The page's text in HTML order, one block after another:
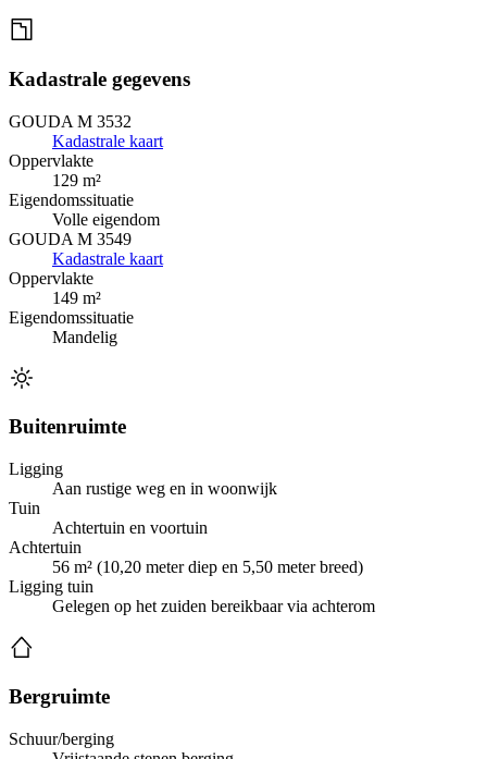
Kadastrale gegevens
GOUDA M 3532
Kadastrale kaart
Oppervlakte
129 m²
Eigendomssituatie
Volle eigendom
GOUDA M 3549
Kadastrale kaart
Oppervlakte
149 m²
Eigendomssituatie
Mandelig
Buitenruimte
Ligging
Aan rustige weg en in woonwijk
Tuin
Achtertuin en voortuin
Achtertuin
56 m² (10,20 meter diep en 5,50 meter breed)
Ligging tuin
Gelegen op het zuiden bereikbaar via achterom
Bergruimte
Schuur/berging